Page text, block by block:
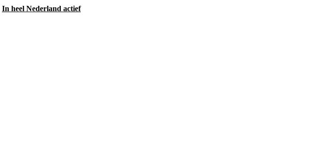
In heel Nederland actief